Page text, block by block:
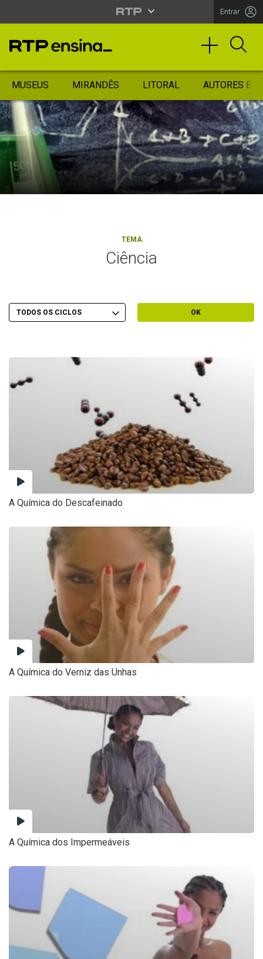
Entrar
MUSEUS MIRANDÊS LITORAL AUTORES
TEMA
Ciência
Filtrar por Ciclo
Escolher Ciclo OK
A Química do Descafeinado
A Química do Verniz das Unhas
A Química dos Impermeáveis